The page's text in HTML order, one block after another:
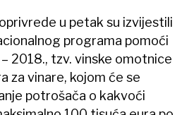
u petak su izvijestili
programa pomoći
2018., tzv. vinske omotnice
za vinare, kojom će se
potrošača o kakvoći